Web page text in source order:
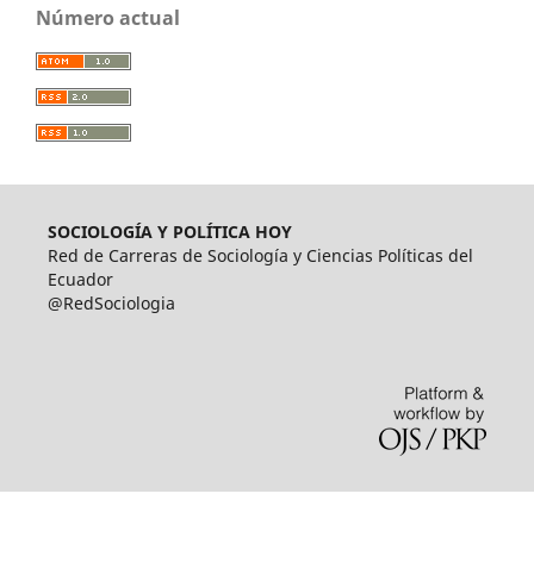
Número actual
SOCIOLOGÍA Y POLÍTICA HOY
Red de Carreras de Sociología y Ciencias Políticas del
Ecuador
@RedSociologia